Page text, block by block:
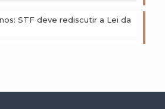
STF deve rediscutir a Lei da